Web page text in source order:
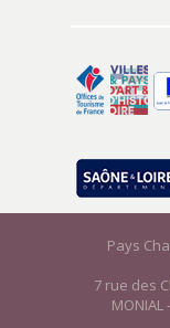
Pays
7 rue des
MONIAL